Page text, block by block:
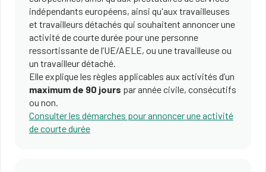
indépendants européens, ainsi qu'aux travailleuses
et travailleurs détachés qui souhaitent annoncer une
activité de courte durée pour une personne
ressortissante de l’UE/AELE, ou une travailleuse ou
un travailleur détaché.
Elle explique les règles applicables aux activités d’un
maximum de 90 jours par année civile, consécutifs
ou non.
Consulter les démarches pour annoncer une activité
de courte durée